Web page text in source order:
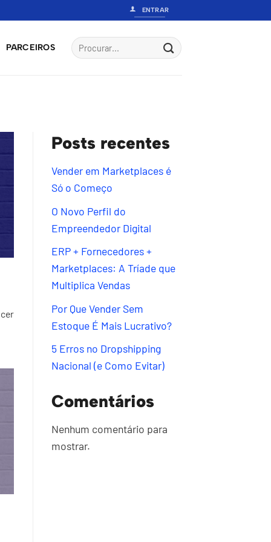
ENTRAR
PARCEIROS
Posts recentes
Vender em Marketplaces é
Só o Começo
O Novo Perfil do
Empreendedor Digital
ERP + Fornecedores +
Marketplaces: A Tríade que
Multiplica Vendas
Por Que Vender Sem
Estoque É Mais Lucrativo?
5 Erros no Dropshipping
Nacional (e Como Evitar)
Comentários
Nenhum comentário para
mostrar.